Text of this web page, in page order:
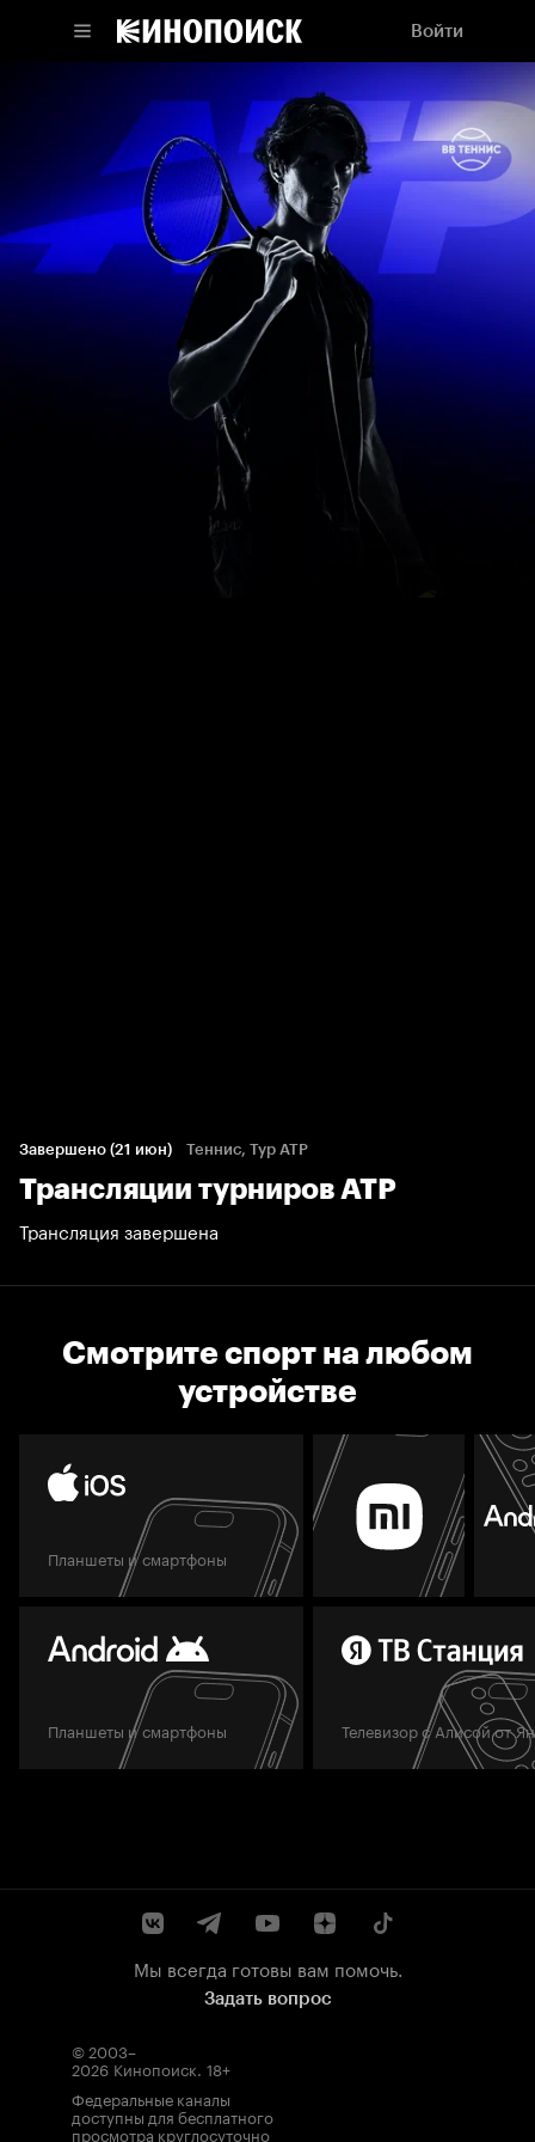
Войти
Завершено (21 июн) Теннис, Тур ATP
Трансляции турниров АТР
Трансляция завершена
Смотрите спорт на любом
устройстве
Планшеты и смартфоны
Планшеты и смартфоны Телевизор с Алисой от
Мы всегда готовы вам помочь.
Задать вопрос
© 2003–
2026 Кинопоиск. 18+
Федеральные каналы
доступны для бесплатного
просмотра круглосуточно